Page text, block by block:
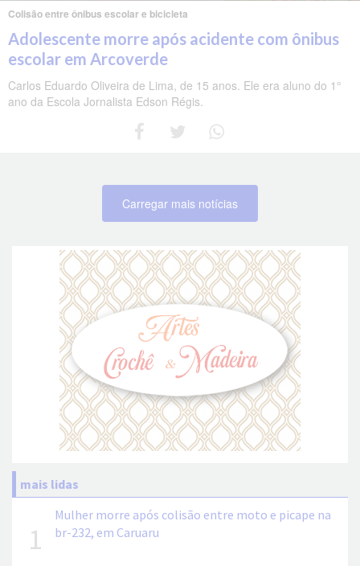
Colisão entre ônibus escolar e bicicleta
Adolescente morre após acidente com ônibus
escolar em Arcoverde
Carlos Eduardo Oliveira de Lima, de 15 anos. Ele era aluno do 1°
ano da Escola Jornalista Edson Régis.
Carregar mais notícias
mais lidas
1
Mulher morre após colisão entre moto e picape na
br-232, em Caruaru